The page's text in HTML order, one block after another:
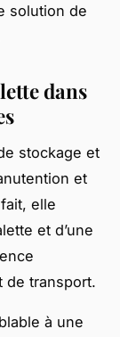
solution de
dans
stockage et
et
elle
et d’une
de transport.
à une